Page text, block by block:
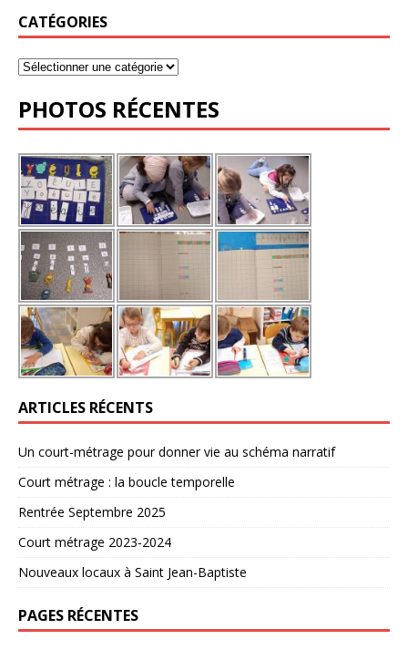
CATÉGORIES
PHOTOS RÉCENTES
ARTICLES RÉCENTS
Un court-métrage pour donner vie au schéma narratif
Court métrage : la boucle temporelle
Rentrée Septembre 2025
Court métrage 2023-2024
Nouveaux locaux à Saint Jean-Baptiste
PAGES RÉCENTES